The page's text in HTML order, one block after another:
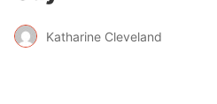
Katharine Cleveland